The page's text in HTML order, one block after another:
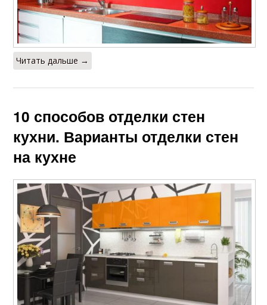
Читать дальше →
10 способов отделки стен
кухни. Варианты отделки стен
на кухне